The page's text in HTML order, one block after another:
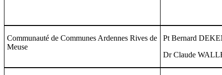
Communauté de Communes Ardennes Rives de
Meuse
Pt Bernard
Dr Claude